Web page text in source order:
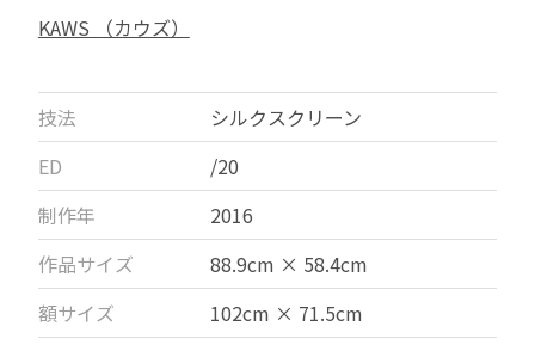
KAWS （カウズ）
技法
シルクスクリーン
ED
/20
制作年
2016
作品サイズ
88.9cm × 58.4cm
額サイズ
102cm × 71.5cm